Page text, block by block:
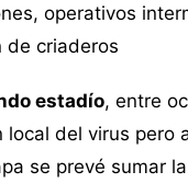
operativos
de criaderos
estadío, entre
local del virus pero
se prevé sumar